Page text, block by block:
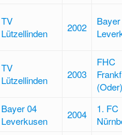
TV
Lützellinden
2002
TV
Lützellinden
2003
FHC
(Oder)
Bayer 04
Leverkusen
2004
1. FC